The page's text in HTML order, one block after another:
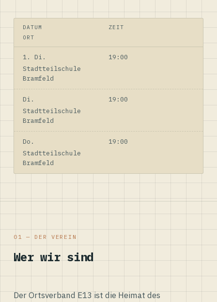
DATUM
ZEIT
ORT
1. Di.
19:00
Stadtteilschule
Bramfeld
Di.
19:00
Stadtteilschule
Bramfeld
Do.
19:00
Stadtteilschule
Bramfeld
01 — DER VEREIN
Wer wir sind
Der Ortsverband E13 ist die Heimat des